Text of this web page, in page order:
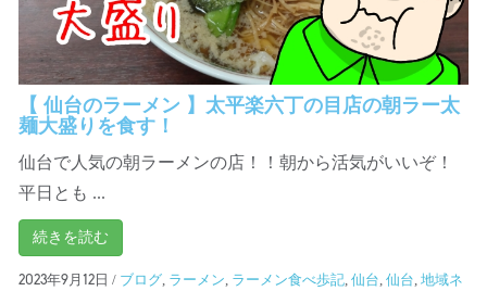
【 仙台のラーメン 】太平楽六丁の目店の朝ラー太
麺大盛りを食す！
仙台で人気の朝ラーメンの店！！朝から活気がいいぞ！
平日とも ...
続きを読む
2023年9月12日 / ブログ, ラーメン ラーメン食べ歩記, 仙台 仙台 地域ネ